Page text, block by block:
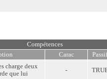
Compétences
Carac Passif
charge deux
que lui
-